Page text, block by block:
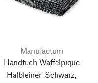
Manufactum
Handtuch Waffelpiqué
Halbleinen Schwarz,